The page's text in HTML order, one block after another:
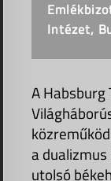
Intézet,
A
a
utolsó